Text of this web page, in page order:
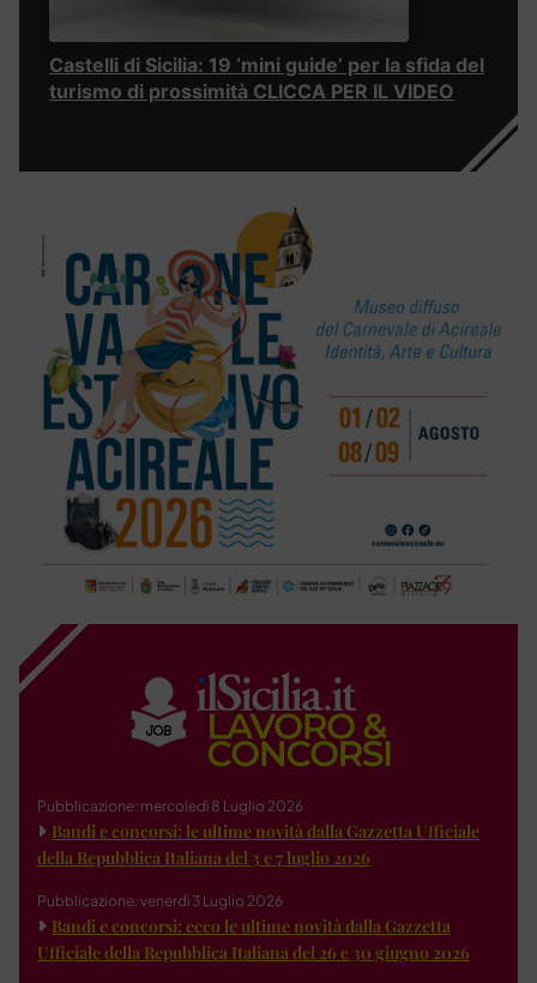
Castelli di Sicilia: 19 ‘mini guide’ per la sfida del
turismo di prossimità CLICCA PER IL VIDEO
Pubblicazione: mercoledì 8 Luglio 2026
Bandi e concorsi: le ultime novità dalla Gazzetta Ufficiale
della Repubblica Italiana del 3 e 7 luglio 2026
Pubblicazione: venerdì 3 Luglio 2026
Bandi e concorsi: ecco le ultime novità dalla Gazzetta
Ufficiale della Repubblica Italiana del 26 e 30 giugno 2026